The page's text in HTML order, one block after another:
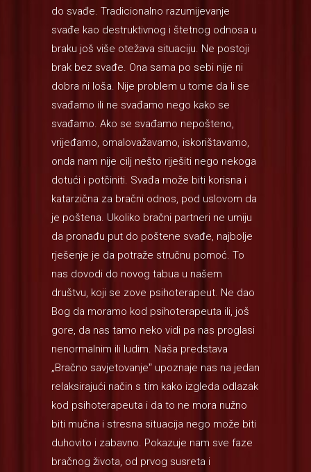
do svađe. Tradicionalno razumijevanje
svađe kao destruktivnog i štetnog odnosa u
braku još više otežava situaciju. Ne postoji
brak bez svađe. Ona sama po sebi nije ni
dobra ni loša. Nije problem u tome da li se
svađamo ili ne svađamo nego kako se
svađamo. Ako se svađamo nepošteno,
vrijeđamo, omalovažavamo, iskorištavamo,
onda nam nije cilj nešto riješiti nego nekoga
dotući i potčiniti. Svađa može biti korisna i
katarzična za bračni odnos, pod uslovom da
je poštena. Ukoliko bračni partneri ne umiju
da pronađu put do poštene svađe, najbolje
rješenje je da potraže stručnu pomoć. To
nas dovodi do novog tabua u našem
društvu, koji se zove psihoterapeut. Ne dao
Bog da moramo kod psihoterapeuta ili, još
gore, da nas tamo neko vidi pa nas proglasi
nenormalnim ili ludim. Naša predstava
„Bračno savjetovanjeˮ upoznaje nas na jedan
relaksirajući način s tim kako izgleda odlazak
kod psihoterapeuta i da to ne mora nužno
biti mučna i stresna situacija nego može biti
duhovito i zabavno. Pokazuje nam sve faze
bračnog života, od prvog susreta i